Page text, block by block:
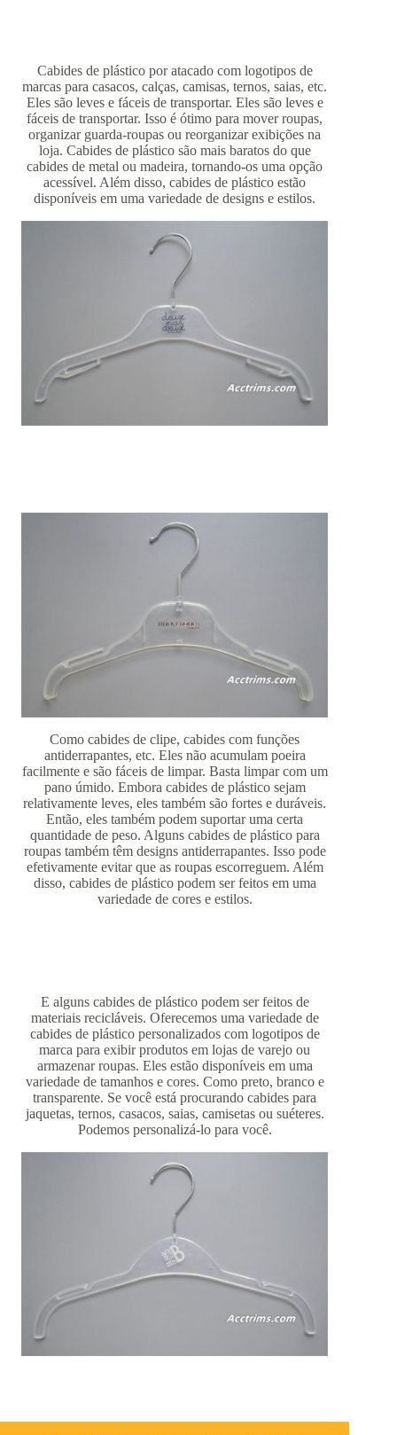
Cabides de plástico por atacado com logotipos de
marcas para casacos, calças, camisas, ternos, saias, etc.
Eles são leves e fáceis de transportar. Eles são leves e
fáceis de transportar. Isso é ótimo para mover roupas,
organizar guarda-roupas ou reorganizar exibições na
loja. Cabides de plástico são mais baratos do que
cabides de metal ou madeira, tornando-os uma opção
acessível. Além disso, cabides de plástico estão
disponíveis em uma variedade de designs e estilos.
Como cabides de clipe, cabides com funções
antiderrapantes, etc. Eles não acumulam poeira
facilmente e são fáceis de limpar. Basta limpar com um
pano úmido. Embora cabides de plástico sejam
relativamente leves, eles também são fortes e duráveis.
Então, eles também podem suportar uma certa
quantidade de peso. Alguns cabides de plástico para
roupas também têm designs antiderrapantes. Isso pode
efetivamente evitar que as roupas escorreguem. Além
disso, cabides de plástico podem ser feitos em uma
variedade de cores e estilos.
E alguns cabides de plástico podem ser feitos de
materiais recicláveis. Oferecemos uma variedade de
cabides de plástico personalizados com logotipos de
marca para exibir produtos em lojas de varejo ou
armazenar roupas. Eles estão disponíveis em uma
variedade de tamanhos e cores. Como preto, branco e
transparente. Se você está procurando cabides para
jaquetas, ternos, casacos, saias, camisetas ou suéteres.
Podemos personalizá-lo para você.